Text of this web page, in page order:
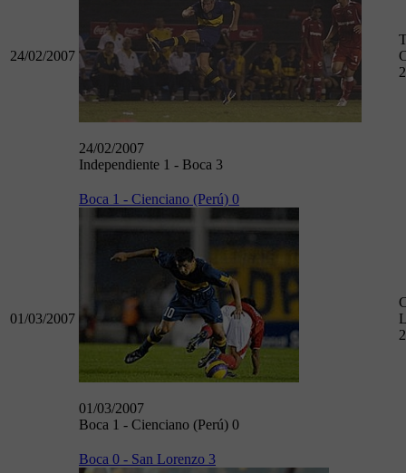
24/02/2007
24/02/2007
Independiente 1 - Boca 3
01/03/2007
Boca 1 - Cienciano (Perú) 0
01/03/2007
Boca 1 - Cienciano (Perú) 0
Boca 0 - San Lorenzo 3